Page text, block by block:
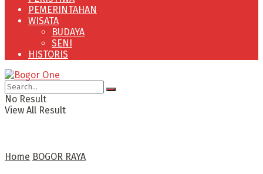
PEMERINTAHAN
WISATA
BUDAYA
SENI
HISTORIS
No Result
View All Result
Home BOGOR RAYA